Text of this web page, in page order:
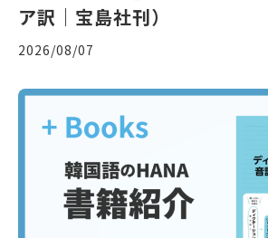
ア訳｜宝島社刊）
2026/08/07